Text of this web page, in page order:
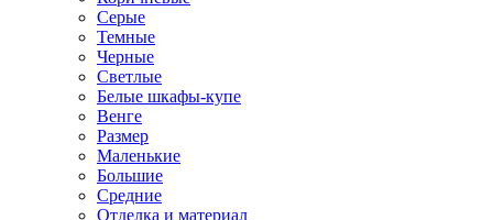
Серые
Темные
Черные
Светлые
Белые шкафы-купе
Венге
Размер
Маленькие
Большие
Средние
Отделка и материал